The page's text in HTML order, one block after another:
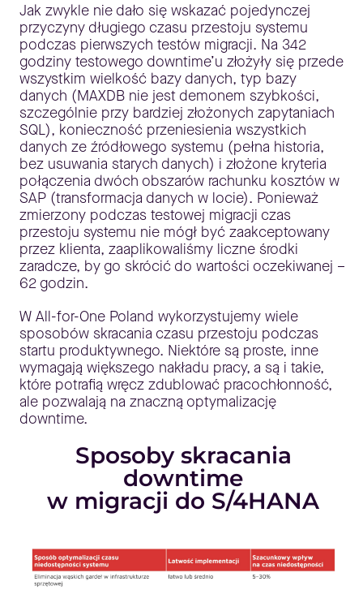
Jak zwykle nie dało się wskazać pojedynczej
przyczyny długiego czasu przestoju systemu
podczas pierwszych testów migracji. Na 342
godziny testowego downtime’u złożyły się przede
wszystkim wielkość bazy danych, typ bazy
danych (MAXDB nie jest demonem szybkości,
szczególnie przy bardziej złożonych zapytaniach
SQL), konieczność przeniesienia wszystkich
danych ze źródłowego systemu (pełna historia,
bez usuwania starych danych) i złożone kryteria
połączenia dwóch obszarów rachunku kosztów w
SAP (transformacja danych w locie). Ponieważ
zmierzony podczas testowej migracji czas
przestoju systemu nie mógł być zaakceptowany
przez klienta, zaaplikowaliśmy liczne środki
zaradcze, by go skrócić do wartości oczekiwanej –
62 godzin.
W All-for-One Poland wykorzystujemy wiele
sposobów skracania czasu przestoju podczas
startu produktywnego. Niektóre są proste, inne
wymagają większego nakładu pracy, a są i takie,
które potrafią wręcz zdublować pracochłonność,
ale pozwalają na znaczną optymalizację
downtime.
Sposoby skracania
downtime
w migracji do S/4HANA